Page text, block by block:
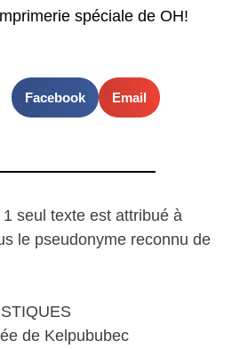
spéciale de OH!
Facebook Email
seul texte est attribué à
le pseudonyme reconnu de
de Kelpububec